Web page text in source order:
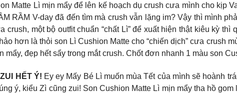
Matte Lì mịn mẩy để lên kế hoạch dụ crush cưa mình cho kịp
RẦM V-day đã đến tìm mà crush vẫn lặng im? Vậy thì mình
crush, một bộ outfit chuẩn “chất Lì” để xuất hiện thật kiêu kỳ
hơn là thỏi son Lì Cushion Matte cho “chiến dịch” cưa crush
mẩy, đẹp hết sẩy trong mắt crush. Chốt đơn nhanh 1 màu son
HẾT Ý! Ey ey Mấy Bé Lì muốn mùa Tết của mình sẽ hoành
ý, kiểu Zì cũng zui! Son Cushion Matte Lì mịn mẩy tha hồ